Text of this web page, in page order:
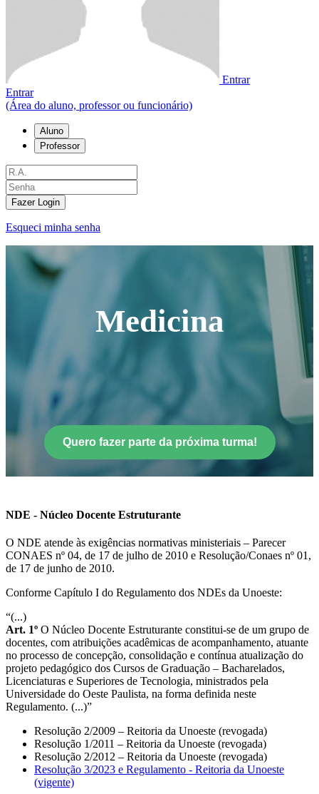
Entrar
Entrar
(Área do aluno, professor ou funcionário)
Aluno
Professor
Fazer Login
Esqueci minha senha
Medicina
Quero fazer parte da próxima turma!
NDE - Núcleo Docente Estruturante
O NDE atende às exigências normativas ministeriais – Parecer
CONAES nº 04, de 17 de julho de 2010 e Resolução/Conaes nº 01,
de 17 de junho de 2010.
Conforme Capítulo I do Regulamento dos NDEs da Unoeste:
“(...)
Art. 1º O Núcleo Docente Estruturante constitui-se de um grupo de
docentes, com atribuições acadêmicas de acompanhamento, atuante
no processo de concepção, consolidação e contínua atualização do
projeto pedagógico dos Cursos de Graduação – Bacharelados,
Licenciaturas e Superiores de Tecnologia, ministrados pela
Universidade do Oeste Paulista, na forma definida neste
Regulamento. (...)”
Resolução 2/2009 – Reitoria da Unoeste (revogada)
Resolução 1/2011 – Reitoria da Unoeste (revogada)
Resolução 2/2012 – Reitoria da Unoeste (revogada)
Resolução 3/2023 e Regulamento - Reitoria da Unoeste
(vigente)